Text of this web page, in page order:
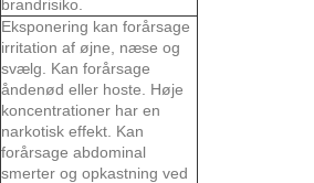
brandrisiko.
Eksponering kan forårsage
irritation af øjne, næse og
svælg. Kan forårsage
åndenød eller hoste. Høje
koncentrationer har en
narkotisk effekt. Kan
forårsage abdominal
smerter og opkastning ved